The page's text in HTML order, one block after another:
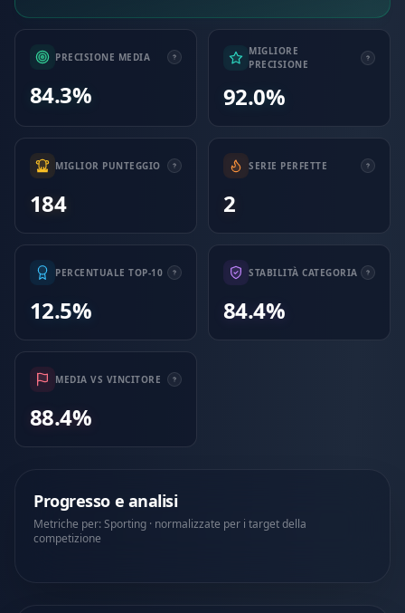
PRECISIONE MEDIA
84.3%
MIGLIORE
PRECISIONE
92.0%
MIGLIOR PUNTEGGIO
184
SERIE PERFETTE
2
PERCENTUALE TOP-10
12.5%
STABILITÀ CATEGORIA
84.4%
MEDIA VS VINCITORE
88.4%
Progresso e analisi
Metriche per: Sporting · normalizzate per i target della
competizione